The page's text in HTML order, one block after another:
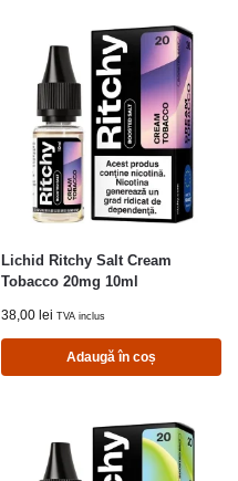
Lichid Ritchy Salt Cream
Tobacco 20mg 10ml
38,00 lei TVA inclus
Adaugă în coș